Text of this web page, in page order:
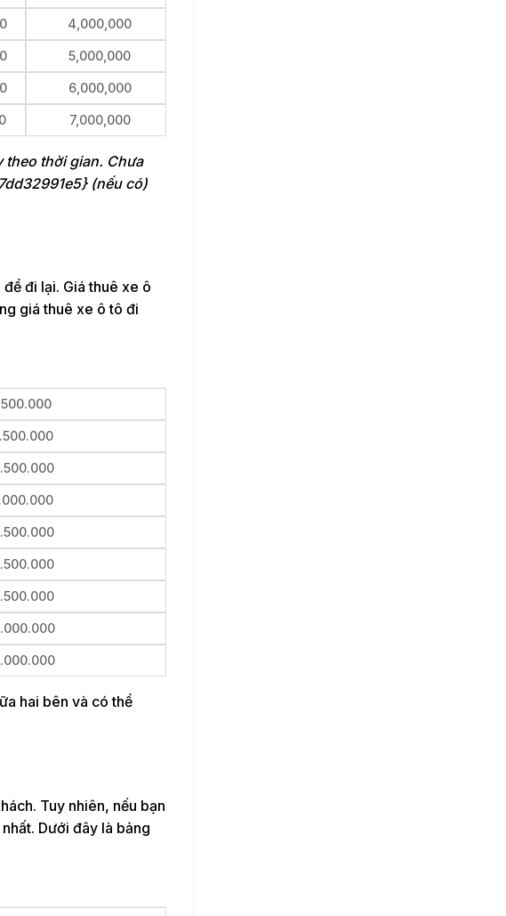
4,000,000
5,000,000
6,000,000
7,000,000
theo thời gian. Chưa
(nếu có)
đi lại. Giá thuê xe ô
giá thuê xe ô tô đi
hai bên và có thể
Tuy nhiên, nếu bạn
Dưới đây là bảng